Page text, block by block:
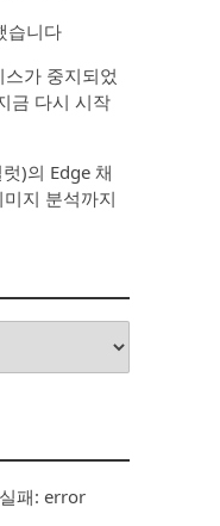
습니다
가 중지되었
금 다시 시작
)의 Edge 채
지 분석까지
패: error